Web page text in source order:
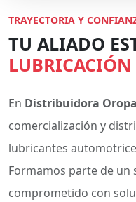
TRAYECTORIA Y
TU ALIADO
LUBRICACIÓN
En Distribuidora
comercialización y
lubricantes
Formamos parte de
comprometido con